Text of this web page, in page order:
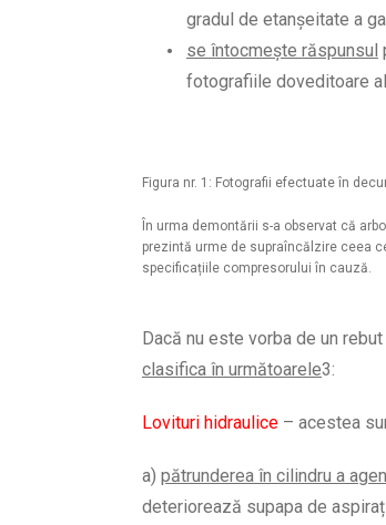
gradul de etanșeitate a
se întocmește răspunsul
fotografiile doveditoare
Figura nr. 1: Fotografii efectuate în
În urma demontării s-a observat că
prezintă urme de supraîncălzire ceea
specificațiile compresorului în cauză.
Dacă nu este vorba de un
clasifica în următoarele3:
Lovituri hidraulice – acestea
a) pătrunderea în cilindru a
deteriorează supapa de